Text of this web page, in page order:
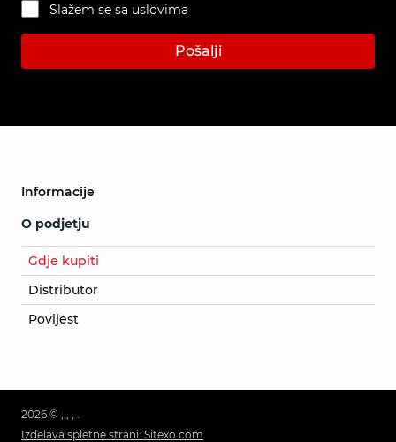
Slažem se sa uslovima
Pošalji
Informacije
O podjetju
Gdje kupiti
Distributor
Povijest
2026 © , , , .
Izdelava spletne strani: Sitexo.com